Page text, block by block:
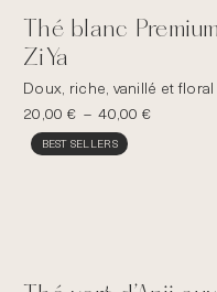
Thé blanc Premium
ZiYa
Doux, riche, vanillé et floral
20,00 € – 40,00€Plage
BEST SELLERS